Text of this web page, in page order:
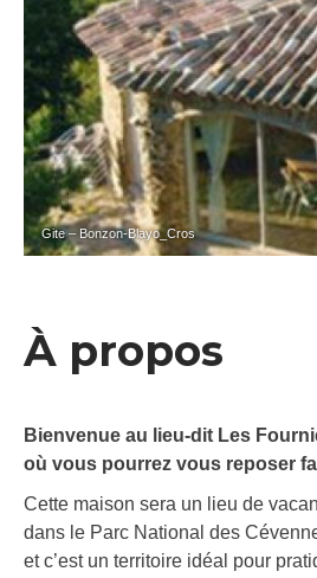
Gite – Bonzon-Blayo_Cros
À propos
Bienvenue au lieu-dit Les
où vous pourrez vous reposer
Cette maison sera un lieu de
dans le Parc National des
et c’est un territoire idéal pour